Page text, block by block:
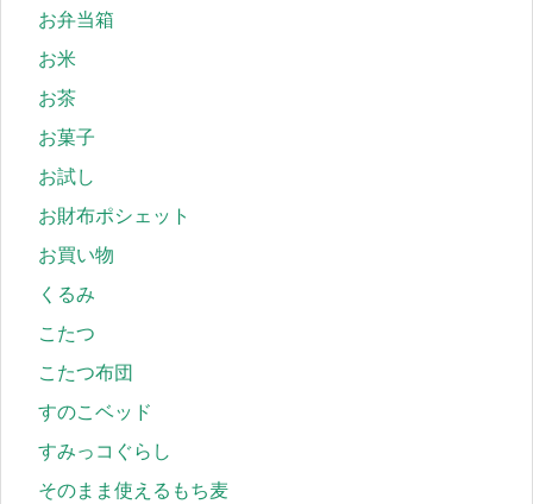
お弁当箱
お米
お茶
お菓子
お試し
お財布ポシェット
お買い物
くるみ
こたつ
こたつ布団
すのこベッド
すみっコぐらし
そのまま使えるもち麦